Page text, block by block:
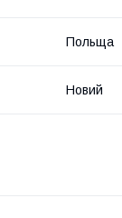
Польща
Новий